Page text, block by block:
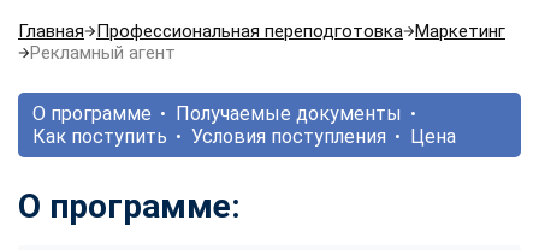
Главная Профессиональная переподготовка Маркетинг
Рекламный агент
О программе
Получаемые документы
Как поступить
Условия поступления Цена
О программе: